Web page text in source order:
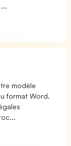
modèle
format Word.